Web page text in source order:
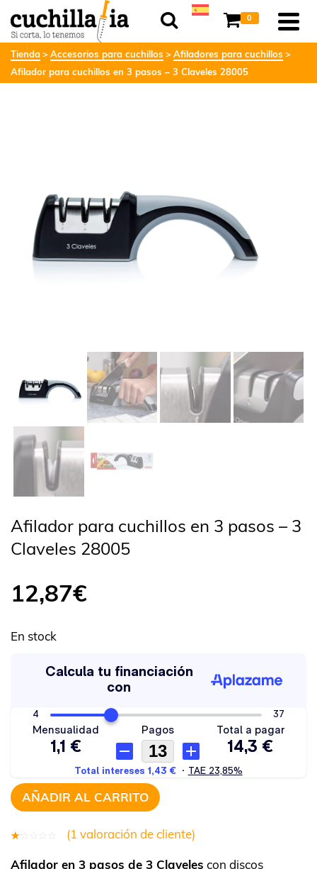
0
Tienda Accesorios para cuchillos
Afiladores para cuchillos
Afilador para cuchillos en 3 pasos – 3 Claveles 28005
Afilador para cuchillos en 3 pasos – 3
Claveles 28005
12,87€
En stock
AÑADIR AL CARRITO
(1 valoración de cliente)
Afilador en 3 pasos de 3 Claveles con discos